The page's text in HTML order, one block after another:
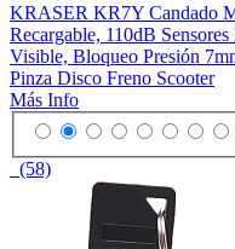
KRASER KR7Y Candado
Recargable, 110dB
Visible, Bloqueo Presión
Pinza Disco Freno Scooter
Más Info
(58)